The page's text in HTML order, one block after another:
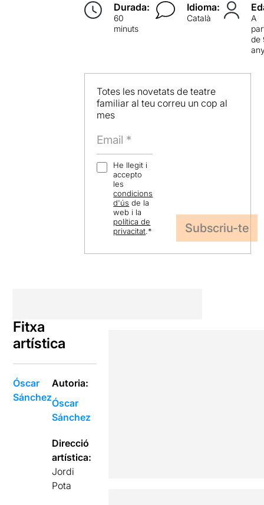
Durada:
60
minuts
Idioma:
Català
A
de
Totes les novetats de teatre
familiar al teu correu un cop al
mes
He llegit i
accepto
les
condicions
d'ús de la
web i la
política de
privacitat.*
Fitxa
artística
Óscar
Sánchez
Autoria:
Óscar
Sánchez
Direcció
artística:
Jordi
Pota